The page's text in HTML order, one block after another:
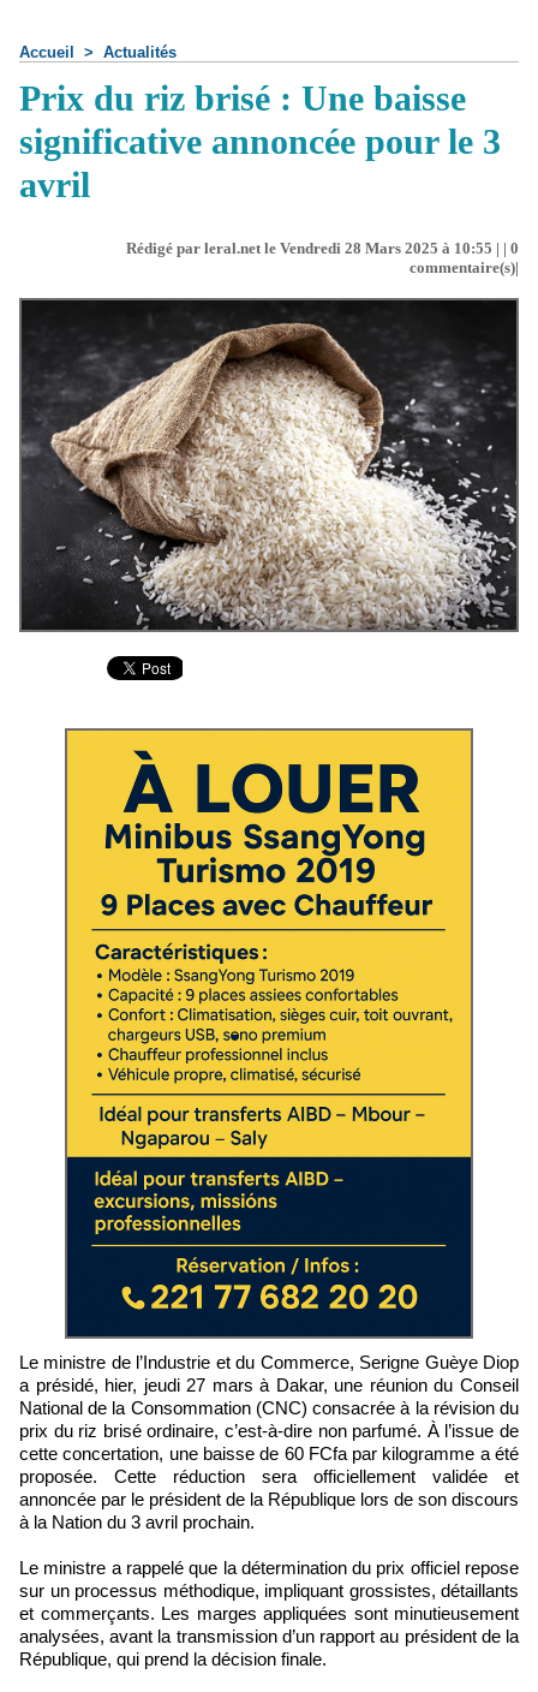
Accueil > Actualités
Prix du riz brisé : Une baisse
significative annoncée pour le 3
avril
Rédigé par leral.net le Vendredi 28 Mars 2025 à 10:55 | | 0
commentaire(s)|
Le ministre de l’Industrie et du Commerce, Serigne Guèye Diop
a présidé, hier, jeudi 27 mars à Dakar, une réunion du Conseil
National de la Consommation (CNC) consacrée à la révision du
prix du riz brisé ordinaire, c’est-à-dire non parfumé. À l’issue de
cette concertation, une baisse de 60 FCfa par kilogramme a été
proposée. Cette réduction sera officiellement validée et
annoncée par le président de la République lors de son discours
à la Nation du 3 avril prochain.
Le ministre a rappelé que la détermination du prix officiel repose
sur un processus méthodique, impliquant grossistes, détaillants
et commerçants. Les marges appliquées sont minutieusement
analysées, avant la transmission d’un rapport au président de la
République, qui prend la décision finale.